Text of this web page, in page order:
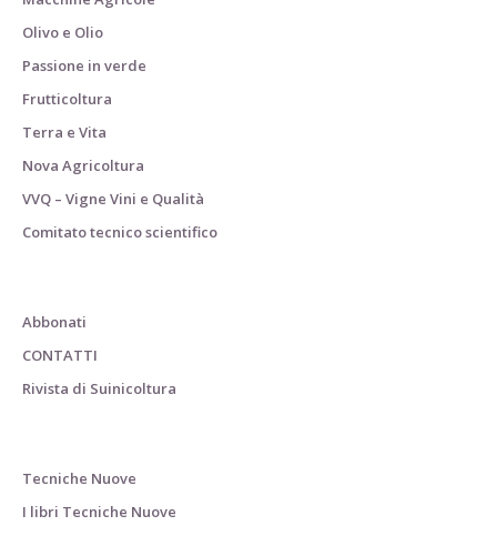
Olivo e Olio
Passione in verde
Frutticoltura
Terra e Vita
Nova Agricoltura
VVQ – Vigne Vini e Qualità
Comitato tecnico scientifico
Abbonati
CONTATTI
Rivista di Suinicoltura
Tecniche Nuove
I libri Tecniche Nuove